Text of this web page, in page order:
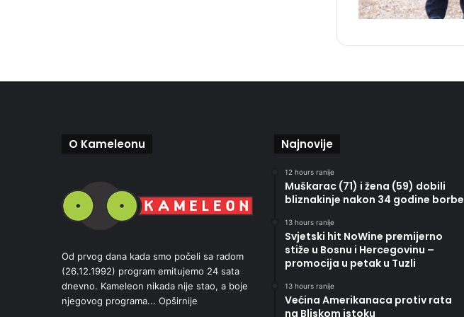
O Kameleonu
Od prvog dana kada smo počeli sa radom
(26.12.1992) program emitujemo 24 sata
dnevno. Kameleon nikada nije stao, a boje
njegovog programa... Opširnije
Najnovije
12 hours ranije
Muškarac (71) i žena (59) dobili
bliznakinje nakon 34 godine borbe
13 hours ranije
Svjetski hit NoWine premijerno
stiže u Bosnu i Hercegovinu –
promocija u petak u Tuzli
13 hours ranije
Većina Amerikanaca protiv rata
na Bliskom istoku